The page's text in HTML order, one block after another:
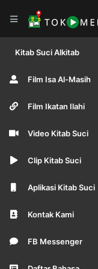
Kitab Suci Alkitab
Film Isa Al-Masih
Film Ikatan Ilahi
Video Kitab Suci
Clip Kitab Suci
Aplikasi Kitab Suci
Kontak Kami
FB Messenger